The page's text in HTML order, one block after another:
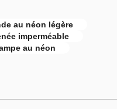
au néon légère
imperméable
au néon